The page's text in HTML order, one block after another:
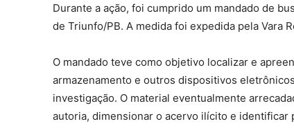
Durante a ação, foi cumprido um mandado de
de Triunfo/PB. A medida foi expedida pela Vara
O mandado teve como objetivo localizar e
armazenamento e outros dispositivos
investigação. O material eventualmente
autoria, dimensionar o acervo ilícito e